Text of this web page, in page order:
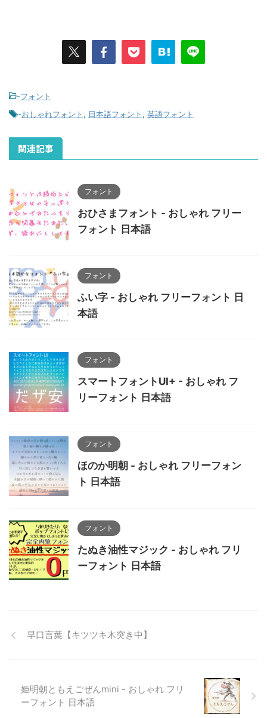
-フォント
-おしゃれフォント , 日本語フォント , 英語フォント
関連記事
フォント
おひさまフォント - おしゃれ フリー
フォント 日本語
フォント
ふい字 - おしゃれ フリーフォント 日
本語
フォント
スマートフォントUI+ - おしゃれ フ
リーフォント 日本語
フォント
ほのか明朝 - おしゃれ フリーフォン
ト 日本語
フォント
たぬき油性マジック - おしゃれ フリ
ーフォント 日本語
早口言葉【キツツキ木突き中】
姫明朝ともえごぜんmini - おしゃれ フリ
ーフォント 日本語